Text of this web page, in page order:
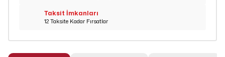
Taksit İmkanları
12 Taksite Kadar Fırsatlar